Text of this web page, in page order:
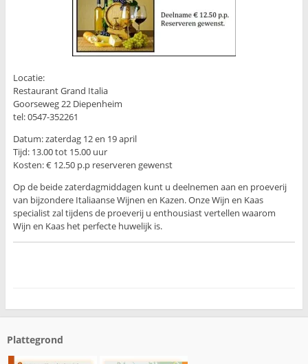
Locatie:
Restaurant Grand Italia
Goorseweg 22 Diepenheim
tel: 0547-352261
Datum: zaterdag 12 en 19 april
Tijd: 13.00 tot 15.00 uur
Kosten: € 12.50 p.p reserveren gewenst
Op de beide zaterdagmiddagen kunt u deelnemen aan en proeverij
van bijzondere Italiaanse Wijnen en Kazen. Onze Wijn en Kaas
specialist zal tijdens de proeverij u enthousiast vertellen waarom
Wijn en Kaas het perfecte huwelijk is.
Plattegrond